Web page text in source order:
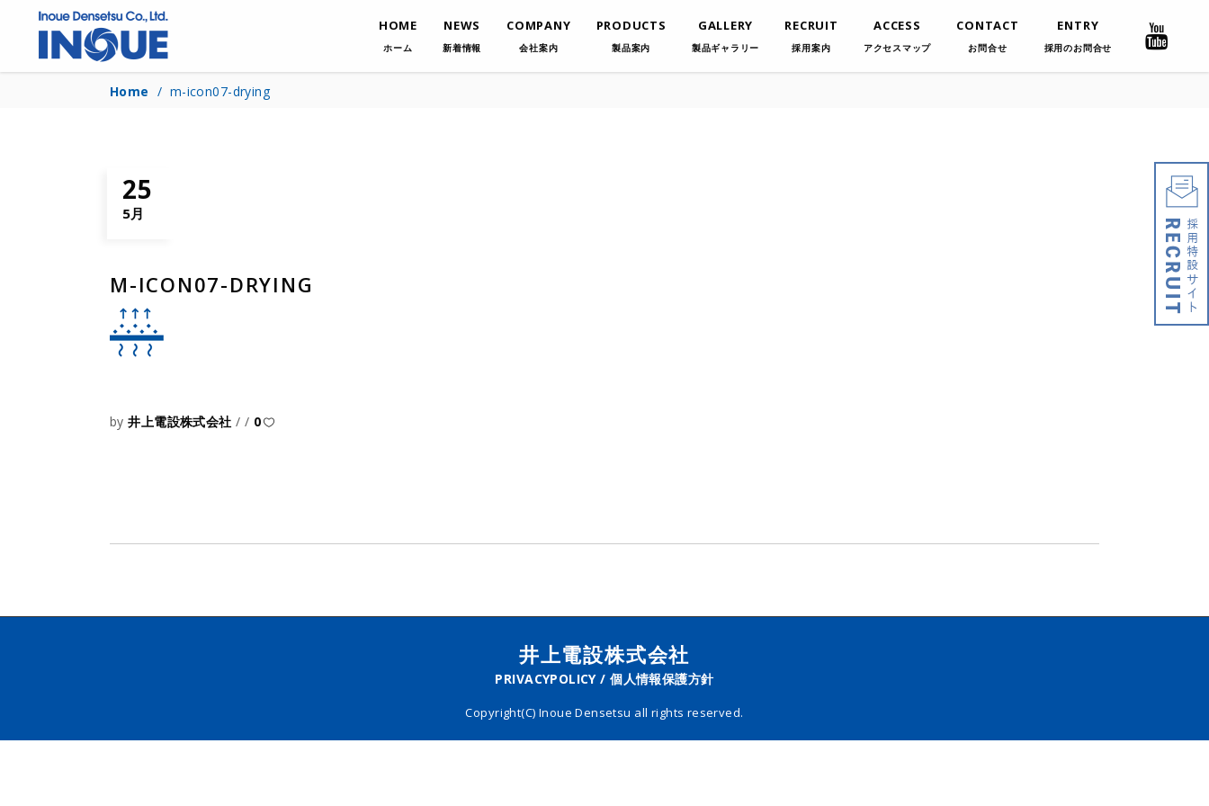
HOME
ホーム
NEWS
新着情報
COMPANY
会社案内
PRODUCTS
製品案内
GALLERY
製品ギャラリー
RECRUIT
採用案内
ACCESS
アクセスマップ
CONTACT
お問合せ
ENTRY
採用のお問合せ
Home / m-icon07-drying
25
5月
M-ICON07-DRYING
by井上電設株式会社 0
井上電設株式会社
PRIVACYPOLICY / 個人情報保護方針
Copyright(C) Inoue Densetsu all rights reserved.